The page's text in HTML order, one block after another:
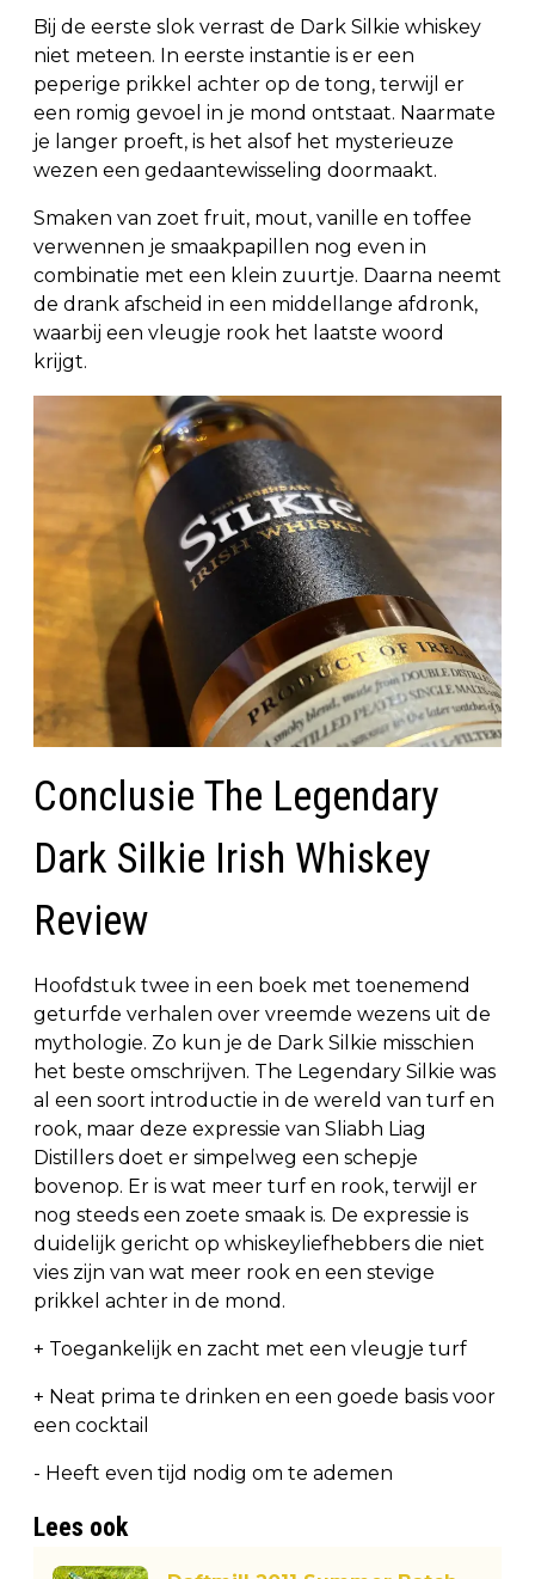
Bij de eerste slok verrast de Dark Silkie whiskey
niet meteen. In eerste instantie is er een
peperige prikkel achter op de tong, terwijl er
een romig gevoel in je mond ontstaat. Naarmate
je langer proeft, is het alsof het mysterieuze
wezen een gedaantewisseling doormaakt.
Smaken van zoet fruit, mout, vanille en toffee
verwennen je smaakpapillen nog even in
combinatie met een klein zuurtje. Daarna neemt
de drank afscheid in een middellange afdronk,
waarbij een vleugje rook het laatste woord
krijgt.
Conclusie The Legendary
Dark Silkie Irish Whiskey
Review
Hoofdstuk twee in een boek met toenemend
geturfde verhalen over vreemde wezens uit de
mythologie. Zo kun je de Dark Silkie misschien
het beste omschrijven. The Legendary Silkie was
al een soort introductie in de wereld van turf en
rook, maar deze expressie van Sliabh Liag
Distillers doet er simpelweg een schepje
bovenop. Er is wat meer turf en rook, terwijl er
nog steeds een zoete smaak is. De expressie is
duidelijk gericht op whiskeyliefhebbers die niet
vies zijn van wat meer rook en een stevige
prikkel achter in de mond.
+ Toegankelijk en zacht met een vleugje turf
+ Neat prima te drinken en een goede basis voor
een cocktail
- Heeft even tijd nodig om te ademen
Lees ook